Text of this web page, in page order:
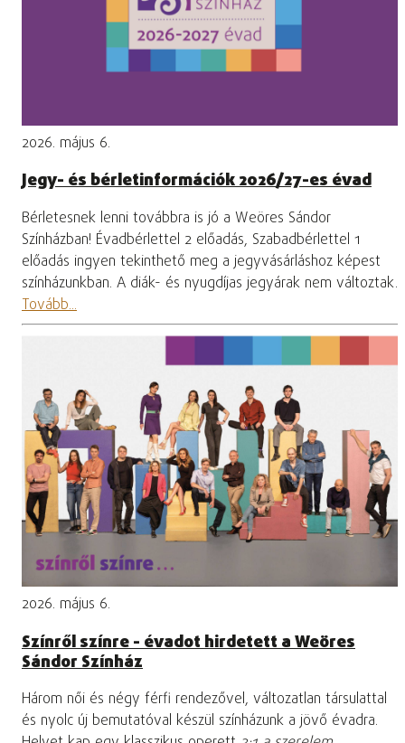
2026. május 6.
Jegy- és bérletinformációk 2026/27-es évad
Bérletesnek lenni továbbra is jó a Weöres Sándor
Színházban! Évadbérlettel 2 előadás, Szabadbérlettel 1
előadás ingyen tekinthető meg a jegyvásárláshoz képest
színházunkban. A diák- és nyugdíjas jegyárak nem változtak.
Tovább...
2026. május 6.
Színről színre - évadot hirdetett a Weöres
Sándor Színház
Három női és négy férfi rendezővel, változatlan társulattal
és nyolc új bemutatóval készül színházunk a jövő évadra.